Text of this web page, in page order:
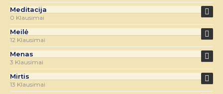
Meditacija
0 Klausimai
Meilė
12 Klausimai
Menas
3 Klausimai
Mirtis
13 Klausimai